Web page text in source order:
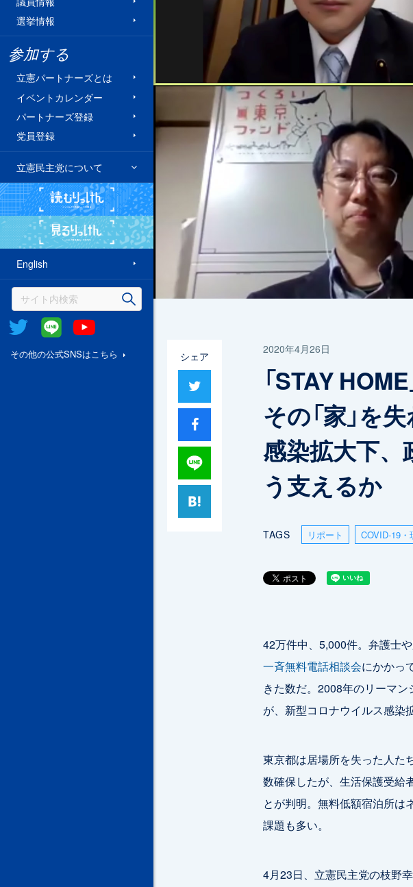
選挙情報
参加する
立憲パートナーズとは
イベントカレンダー
パートナーズ登録
党員登録
立憲民主党について
読むりっけん
見るりっけん
English
Twitter @Line
その他の公式SNSはこちら シェア
Lineで送る
2020年4月26日
「STAY
その「家」を
感染拡大下
う支えるか
TAGS リポート COVID-19・
42万件中、5,000件。弁護士
一斉無料電話相談会にかかっ
きた数だ。2008年のリーマ
が、新型コロナウイルス感染
東京都は居場所を失った人た
数確保したが、生活保護受給
とが判明。無料低額宿泊所は
課題も多い。
4月23日、立憲民主党の枝野